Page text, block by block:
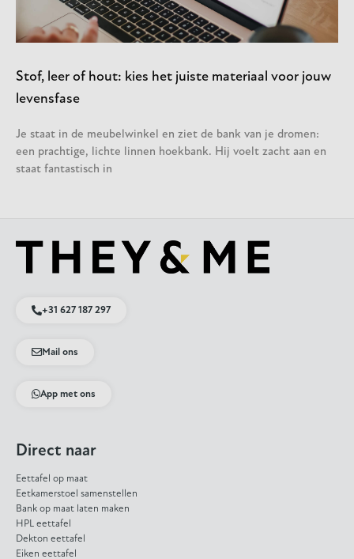
Stof, leer of hout: kies het juiste materiaal voor jouw
levensfase
Je staat in de meubelwinkel en ziet de bank van je dromen:
een prachtige, lichte linnen hoekbank. Hij voelt zacht aan en
staat fantastisch in
+31 627 187 297
Mail ons
App met ons
Direct naar
Eettafel op maat
Eetkamerstoel samenstellen
Bank op maat laten maken
HPL eettafel
Dekton eettafel
Eiken eettafel